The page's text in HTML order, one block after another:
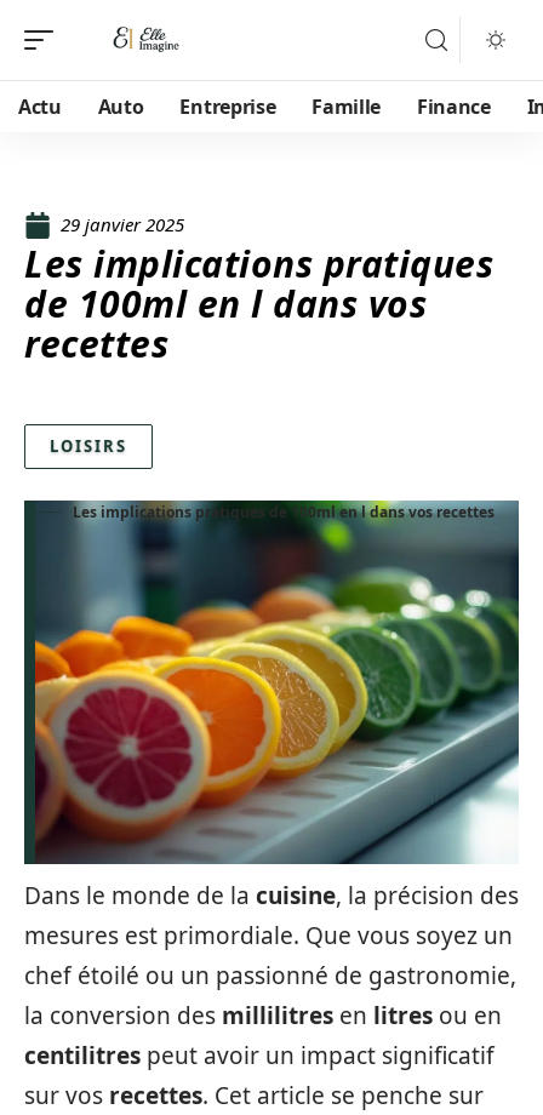
Actu Auto Entreprise Famille Finance
29 janvier 2025
Les implications pratiques
de 100ml en l dans vos
recettes
LOISIRS
Les implications pratiques de 100ml en l dans vos recettes
Dans le monde de la cuisine, la précision des
mesures est primordiale. Que vous soyez un
chef étoilé ou un passionné de gastronomie,
la conversion des millilitres en litres ou en
centilitres peut avoir un impact significatif
sur vos recettes. Cet article se penche sur